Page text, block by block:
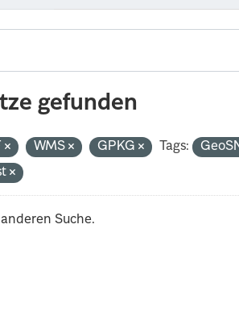
gefunden
WMS GPKG Tags:
Suche.